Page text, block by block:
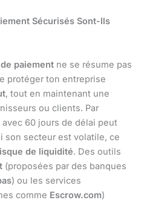
Sécurisés Sont-Ils
paiement ne se résume pas
protéger ton entreprise
, tout en maintenant une
ou clients. Par
60 jours de délai peut
son secteur est volatile, ce
de liquidité. Des outils
(proposées par des banques
) ou les services
comme Escrow.com)